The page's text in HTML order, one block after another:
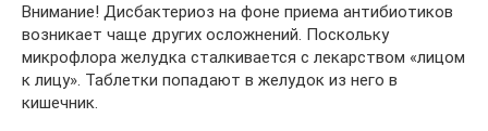
Внимание! Дисбактериоз на фоне приема антибиотиков
возникает чаще других осложнений. Поскольку
микрофлора желудка сталкивается с лекарством «лицом
к лицу». Таблетки попадают в желудок из него в
кишечник.